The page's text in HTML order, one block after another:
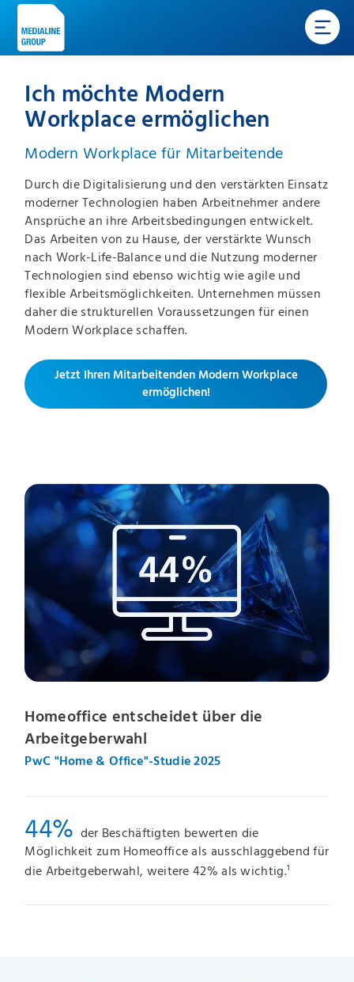
Ich möchte Modern
Workplace ermöglichen
Modern Workplace für Mitarbeitende
Durch die Digitalisierung und den verstärkten Einsatz
moderner Technologien haben Arbeitnehmer andere
Ansprüche an ihre Arbeitsbedingungen entwickelt.
Das Arbeiten von zu Hause, der verstärkte Wunsch
nach Work-Life-Balance und die Nutzung moderner
Technologien sind ebenso wichtig wie agile und
flexible Arbeitsmöglichkeiten. Unternehmen müssen
daher die strukturellen Voraussetzungen für einen
Modern Workplace schaffen.
Jetzt Ihren Mitarbeitenden Modern Workplace
ermöglichen!
Homeoffice entscheidet über die
Arbeitgeberwahl
PwC "Home & Office"-Studie 2025
44%
der Beschäftigten bewerten die
Möglichkeit zum Homeoffice als ausschlaggebend für
die Arbeitgeberwahl, weitere 42% als wichtig.¹